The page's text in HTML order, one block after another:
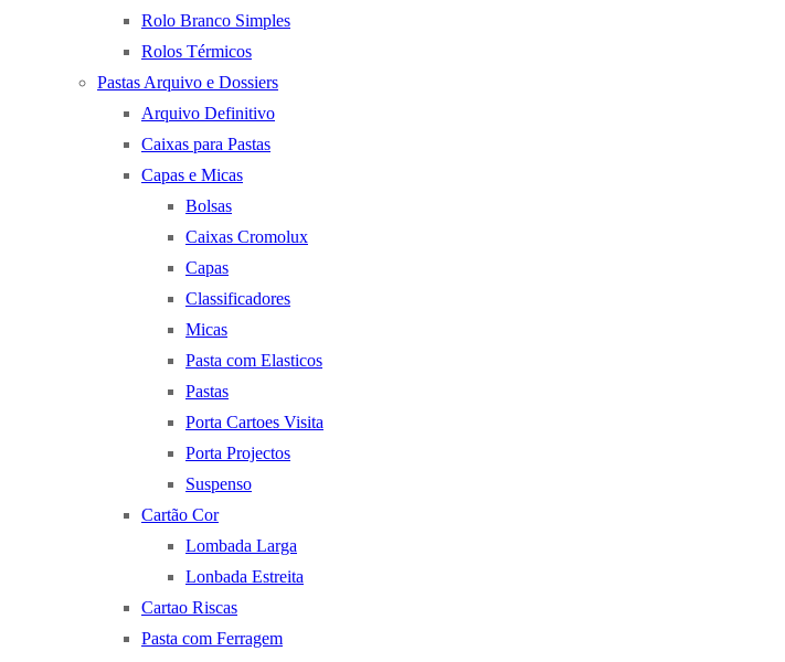
Rolo Branco Simples
Rolos Térmicos
Pastas Arquivo e Dossiers
Arquivo Definitivo
Caixas para Pastas
Capas e Micas
Bolsas
Caixas Cromolux
Capas
Classificadores
Micas
Pasta com Elasticos
Pastas
Porta Cartoes Visita
Porta Projectos
Suspenso
Cartão Cor
Lombada Larga
Lonbada Estreita
Cartao Riscas
Pasta com Ferragem